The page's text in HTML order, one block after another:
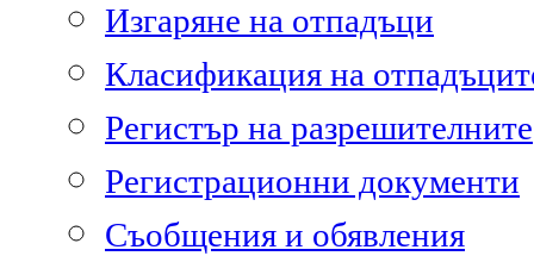
Изгаряне на отпадъци
Класификация на
Регистър на разрешителните
Регистрационни документи
Съобщения и обявления